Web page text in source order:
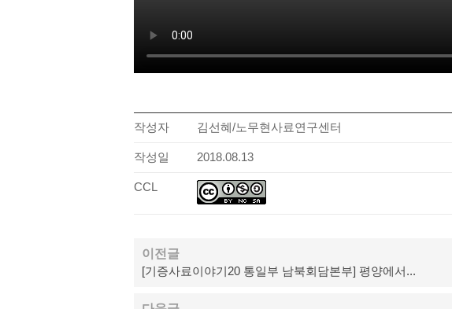
작성자 김선혜/노무현사료연구센터
작성일 2018.08.13
CCL
이전글
[기증사료이야기20 통일부 남북회담본부] 평양에서...